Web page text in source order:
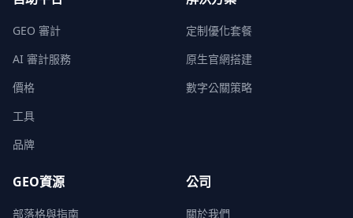
GEO 審計
AI 審計服務
價格
工具
品牌
定制優化套餐
原生官網搭建
數字公關策略
GEO資源
部落格與指南
公司
關於我們